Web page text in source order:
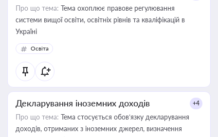
Про що тема: Тема охоплює правове регулювання
системи вищої освіти, освітніх рівнів та кваліфікацій в
Україні
Освіта
Декларування іноземних доходів +4
Про що тема: Тема стосується обов’язку декларування
доходів, отриманих з іноземних джерел, визначення